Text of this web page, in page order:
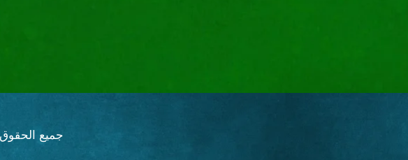
جميع الحقوق